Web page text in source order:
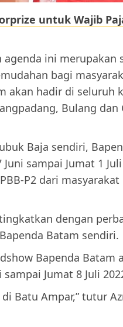
untuk Wajib
ini merupakan
bagi
akan hadir di seluruh
Bulang dan
Baja sendiri,
sampai Jumat 1
P2 dari masyarakat
dengan
Batam sendiri.
Bapenda Batam
Jumat 8 Juli
Batu Ampar,” tutur